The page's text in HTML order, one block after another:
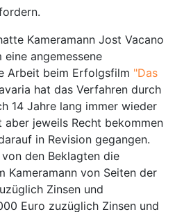
Kameramann Jost Vacano
angemessene
Arbeit beim Erfolgsfilm "Das
hat das Verfahren durch
14 Jahre lang immer wieder
jeweils Recht bekommen
in Revision gegangen.
den Beklagten die
Kameramann von Seiten der
Zinsen und
Euro zuzüglich Zinsen und